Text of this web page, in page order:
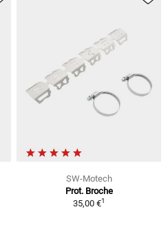
SW-Motech
Prot. Broche
35,00 €1